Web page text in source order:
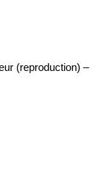
(reproduction) –